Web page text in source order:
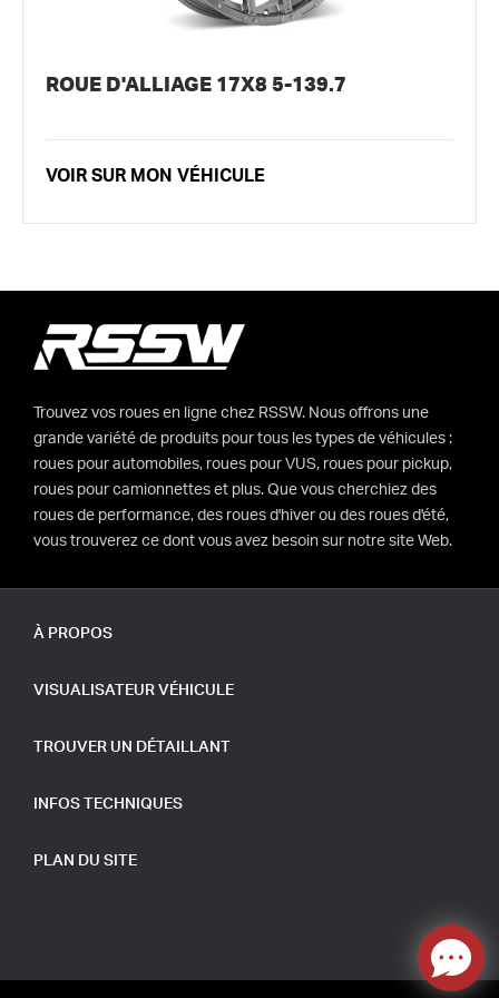
ROUE D'ALLIAGE 17X8 5-139.7
VOIR SUR MON VÉHICULE
À PROPOS
VISUALISATEUR VÉHICULE
TROUVER UN DÉTAILLANT
INFOS TECHNIQUES
PLAN DU SITE
Trouvez vos roues en ligne chez RSSW. Nous offrons une
grande variété de produits pour tous les types de véhicules :
roues pour automobiles, roues pour VUS, roues pour pickup,
roues pour camionnettes et plus. Que vous cherchiez des
roues de performance, des roues d'hiver ou des roues d'été,
vous trouverez ce dont vous avez besoin sur notre site Web.